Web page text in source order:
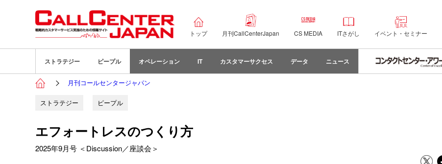
トップ 月刊CallCenterJapan CS MEDIA ITさがし イベント・セミナー
ストラテジー ピープル オペレーション IT カスタマーサクセス データ ニュース
月刊コールセンタージャパン
ストラテジー ピープル
エフォートレスのつくり方
2025年9月号 ＜Discussion／座談会＞